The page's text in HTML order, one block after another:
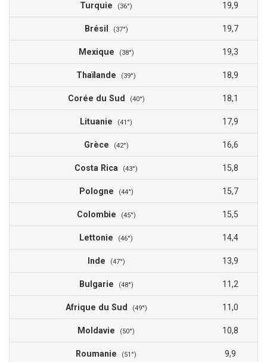
Turquie (36°) 19,9
Brésil (37°) 19,7
Mexique (38°) 19,3
Thaïlande (39°) 18,9
Corée du Sud (40°) 18,1
Lituanie (41°) 17,9
Grèce (42°) 16,6
Costa Rica (43°) 15,8
Pologne (44°) 15,7
Colombie (45°) 15,5
Lettonie (46°) 14,4
Inde (47°) 13,9
Bulgarie (48°) 11,2
Afrique du Sud (49°) 11,0
Moldavie (50°) 10,8
Roumanie (51°) 9,9